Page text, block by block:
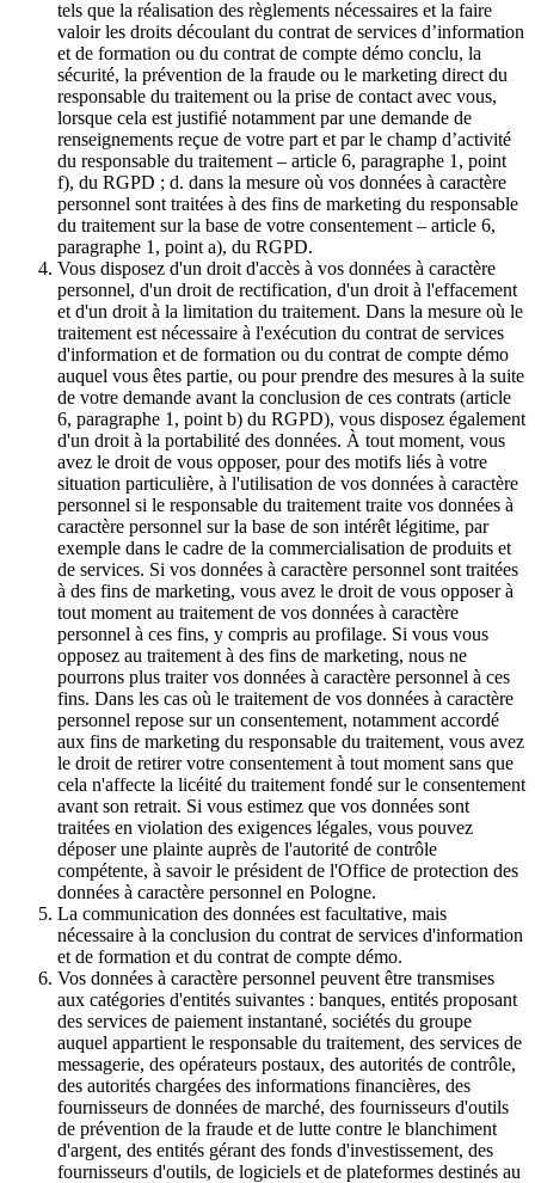
tels que la réalisation des règlements nécessaires et la faire
valoir les droits découlant du contrat de services d’information
et de formation ou du contrat de compte démo conclu, la
sécurité, la prévention de la fraude ou le marketing direct du
responsable du traitement ou la prise de contact avec vous,
lorsque cela est justifié notamment par une demande de
renseignements reçue de votre part et par le champ d’activité
du responsable du traitement – article 6, paragraphe 1, point
f), du RGPD ; d. dans la mesure où vos données à caractère
personnel sont traitées à des fins de marketing du responsable
du traitement sur la base de votre consentement – article 6,
paragraphe 1, point a), du RGPD.
Vous disposez d'un droit d'accès à vos données à caractère
personnel, d'un droit de rectification, d'un droit à l'effacement
et d'un droit à la limitation du traitement. Dans la mesure où le
traitement est nécessaire à l'exécution du contrat de services
d'information et de formation ou du contrat de compte démo
auquel vous êtes partie, ou pour prendre des mesures à la suite
de votre demande avant la conclusion de ces contrats (article
6, paragraphe 1, point b) du RGPD), vous disposez également
d'un droit à la portabilité des données. À tout moment, vous
avez le droit de vous opposer, pour des motifs liés à votre
situation particulière, à l'utilisation de vos données à caractère
personnel si le responsable du traitement traite vos données à
caractère personnel sur la base de son intérêt légitime, par
exemple dans le cadre de la commercialisation de produits et
de services. Si vos données à caractère personnel sont traitées
à des fins de marketing, vous avez le droit de vous opposer à
tout moment au traitement de vos données à caractère
personnel à ces fins, y compris au profilage. Si vous vous
opposez au traitement à des fins de marketing, nous ne
pourrons plus traiter vos données à caractère personnel à ces
fins. Dans les cas où le traitement de vos données à caractère
personnel repose sur un consentement, notamment accordé
aux fins de marketing du responsable du traitement, vous avez
le droit de retirer votre consentement à tout moment sans que
cela n'affecte la licéité du traitement fondé sur le consentement
avant son retrait. Si vous estimez que vos données sont
traitées en violation des exigences légales, vous pouvez
déposer une plainte auprès de l'autorité de contrôle
compétente, à savoir le président de l'Office de protection des
données à caractère personnel en Pologne.
La communication des données est facultative, mais
nécessaire à la conclusion du contrat de services d'information
et de formation et du contrat de compte démo.
Vos données à caractère personnel peuvent être transmises
aux catégories d'entités suivantes : banques, entités proposant
des services de paiement instantané, sociétés du groupe
auquel appartient le responsable du traitement, des services de
messagerie, des opérateurs postaux, des autorités de contrôle,
des autorités chargées des informations financières, des
fournisseurs de données de marché, des fournisseurs d'outils
de prévention de la fraude et de lutte contre le blanchiment
d'argent, des entités gérant des fonds d'investissement, des
fournisseurs d'outils, de logiciels et de plateformes destinés au